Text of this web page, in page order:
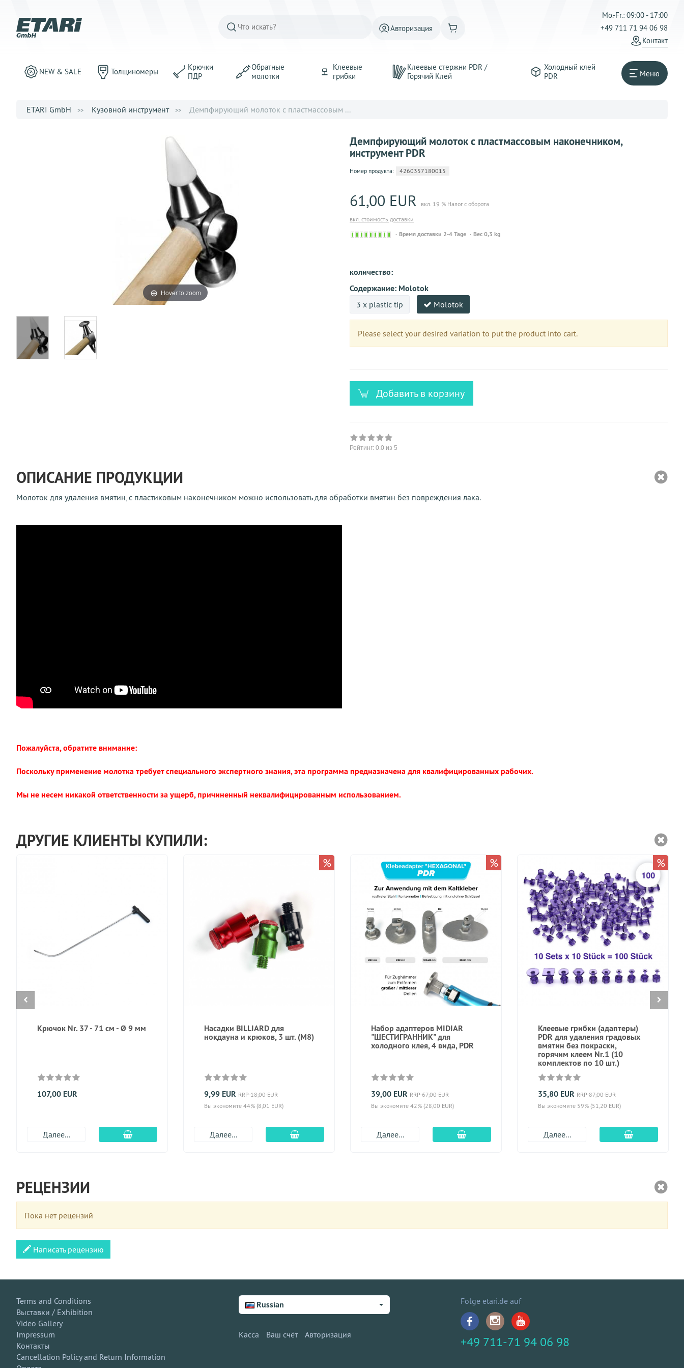
Авторизация
Mo.-Fr.: 09:00 - 17:00
+49 711 71 94 06 98
Контакт
NEW & SALE Толщиномеры
Крючки
ПДР
Обратные
молотки
Клеевые
грибки
Клеевые стержни PDR /
Горячий Kлей
Холодный клей
PDR
Меню
ETARI GmbH Кузовной инструмент Демпфирующий молоток с пластмассовым ...
Hover to zoom
Демпфирующий молоток с пластмассовым наконечником,
инструмент PDR
Номер продукта: 4260357180015
61,00 EUR
вкл. 19 % Налог с оборота
вкл. стоимость доставки
Sofort
Время доставки 2-4 Tage Вес 0,3 kg
количество:
Содержание: Molotok
3 x plastic tip Molotok
Please select your desired variation to put the product into cart.
Добавить в корзину
Рейтинг: 0.0 из 5
ОПИСАНИЕ ПРОДУКЦИИ
Молоток для удаления вмятин, с пластиковым наконечником можно использовать для обработки вмятин без повреждения лака.
Пожалуйста, обратите внимание:
Поскольку применение молотка требует специального экспертного знания, эта программа предназначена для квалифицированных рабочих.
Мы не несем никакой ответственности за ущерб, причиненный неквалифицированным использованием.
ДРУГИЕ КЛИЕНТЫ КУПИЛИ:
Крючок Nr. 37 - 71 см - Ø 9 мм
107,00 EUR
Далее... Добавить в корзину
Насадки BILLIARD для
нокдауна и крюков, 3 шт. (M8)
9,99 EUR RRP 18,00 EUR
Вы экономите 44% (8,01 EUR)
Далее... Добавить в корзину
%
Набор адаптеров MIDIAR
"ШЕСТИГРАННИК" для
холодного клея, 4 вида, PDR
39,00 EUR RRP 67,00 EUR
Вы экономите 42% (28,00 EUR)
Далее... Добавить в корзину
%
Клеевые грибки (адаптеры)
PDR для удаления градовых
вмятин без покраски,
горячим клеем Nr.1 (10
комплектов по 10 шт.)
35,80 EUR RRP 87,00 EUR
Вы экономите 59% (51,20 EUR)
Далее... Добавить в
%
РЕЦЕНЗИИ
Пока нет рецензий
Написать рецензию
Terms and Conditions
Выставки / Exhibition
Video Gallery
Impressum
Контакты
Cancellation Policy and Return Information
Russian
Касса Ваш счёт Авторизация
Folge etari.de auf
+49 711-71 94 06 98